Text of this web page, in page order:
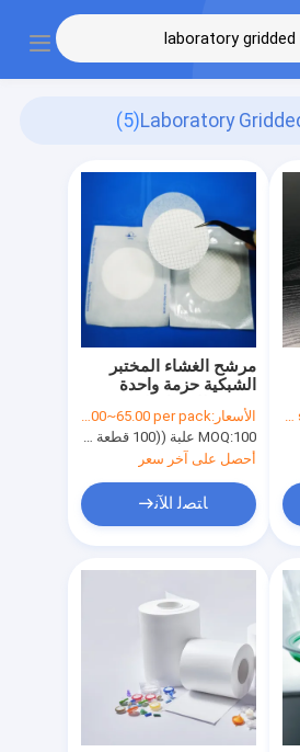
Laboratory
(5)
مرشح الغشاء المختبر
الشبكية حزمة واحدة
معقمة للاختبار الحد
الميكروبي
الأسعار:USD25.00~65.00 per pack
MOQ:100 علبة ((100 قطعة لكل علبة)
أحصل على آخر سعر
ﺎﺘﺼﻟ ﺍﻶﻧ